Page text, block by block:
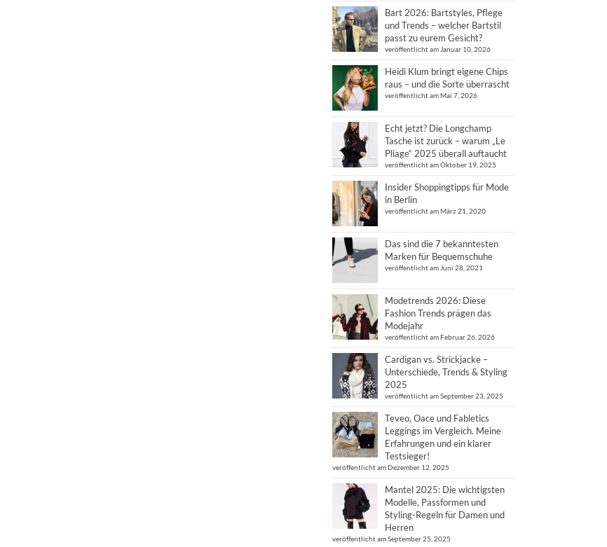
Bart 2026: Bartstyles, Pflege
und Trends – welcher Bartstil
passt zu eurem Gesicht?
veröffentlicht am Januar 10, 2026
Heidi Klum bringt eigene Chips
raus – und die Sorte überrascht
veröffentlicht am Mai 7, 2026
Echt jetzt? Die Longchamp
Tasche ist zurück – warum „Le
Pliage“ 2025 überall auftaucht
veröffentlicht am Oktober 19, 2025
Insider Shoppingtipps für Mode
in Berlin
veröffentlicht am März 21, 2020
Das sind die 7 bekanntesten
Marken für Bequemschuhe
veröffentlicht am Juni 28, 2021
Modetrends 2026: Diese
Fashion Trends prägen das
Modejahr
veröffentlicht am Februar 26, 2026
Cardigan vs. Strickjacke –
Unterschiede, Trends & Styling
2025
veröffentlicht am September 23, 2025
Teveo, Oace und Fabletics
Leggings im Vergleich. Meine
Erfahrungen und ein klarer
Testsieger!
veröffentlicht am Dezember 12, 2025
Mantel 2025: Die wichtigsten
Modelle, Passformen und
Styling-Regeln für Damen und
Herren
veröffentlicht am September 25, 2025